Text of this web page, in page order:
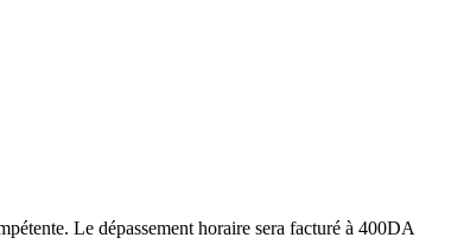
Le dépassement horaire sera facturé à 400DA